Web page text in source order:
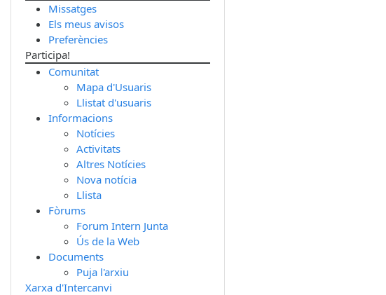
Missatges
Els meus avisos
Preferències
Participa!
Comunitat
Mapa d'Usuaris
Llistat d'usuaris
Informacions
Notícies
Activitats
Altres Notícies
Nova notícia
Llista
Fòrums
Forum Intern Junta
Ús de la Web
Documents
Puja l'arxiu
Xarxa d'Intercanvi